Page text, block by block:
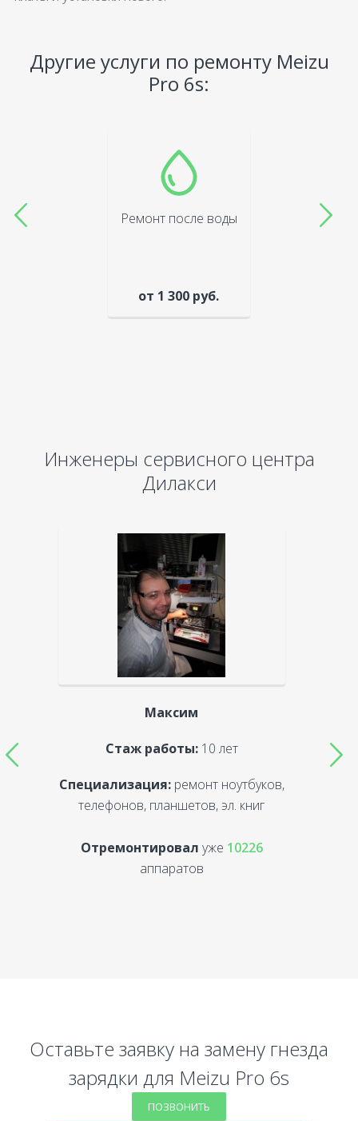
Другие услуги по ремонту Meizu
Pro 6s:
Ремонт после воды
от 1 300 руб.
Инженеры сервисного центра
Дилакси
Максим
Стаж работы:10 лет
Специализация:ремонт ноутбуков,
телефонов, планшетов, эл. книг
Отремонтировал уже 10226
аппаратов
Оставьте заявку на замену гнезда
зарядки для Meizu Pro 6s
ПОЗВОНИТЬ